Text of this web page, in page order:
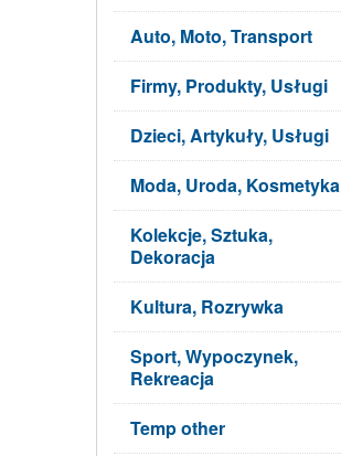
Auto, Moto, Transport
Firmy, Produkty, Usługi
Dzieci, Artykuły, Usługi
Moda, Uroda, Kosmetyka
Kolekcje, Sztuka,
Dekoracja
Kultura, Rozrywka
Sport, Wypoczynek,
Rekreacja
Temp other